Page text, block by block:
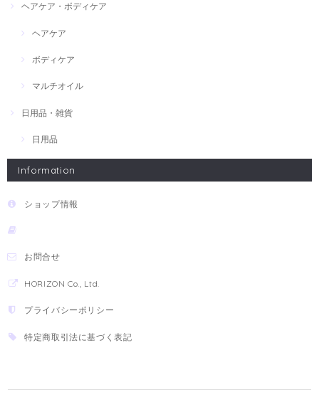
ヘアケア・ボディケア
ヘアケア
ボディケア
マルチオイル
日用品・雑貨
日用品
Information
ショップ情報
お問合せ
HORIZON Co., Ltd.
プライバシーポリシー
特定商取引法に基づく表記